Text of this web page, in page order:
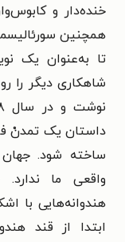
خنده‌دار و
همچنین
تا به‌عنوان یک
شاهکاری دیگر را
داستان یک تمدنْ
ساخته شود.
واقعی ما
هندوانه‌هایی با
ابتدا از قند